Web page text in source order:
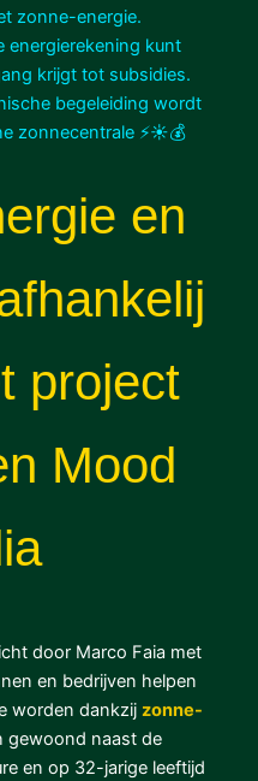
zonne-energie.
energierekening kunt
krijgt tot subsidies.
begeleiding wordt
zonnecentrale ⚡☀💰
en
project
Mood
door Marco Faia met
en bedrijven helpen
worden dankzij zonne-
gewoond naast de
en op 32-jarige leeftijd